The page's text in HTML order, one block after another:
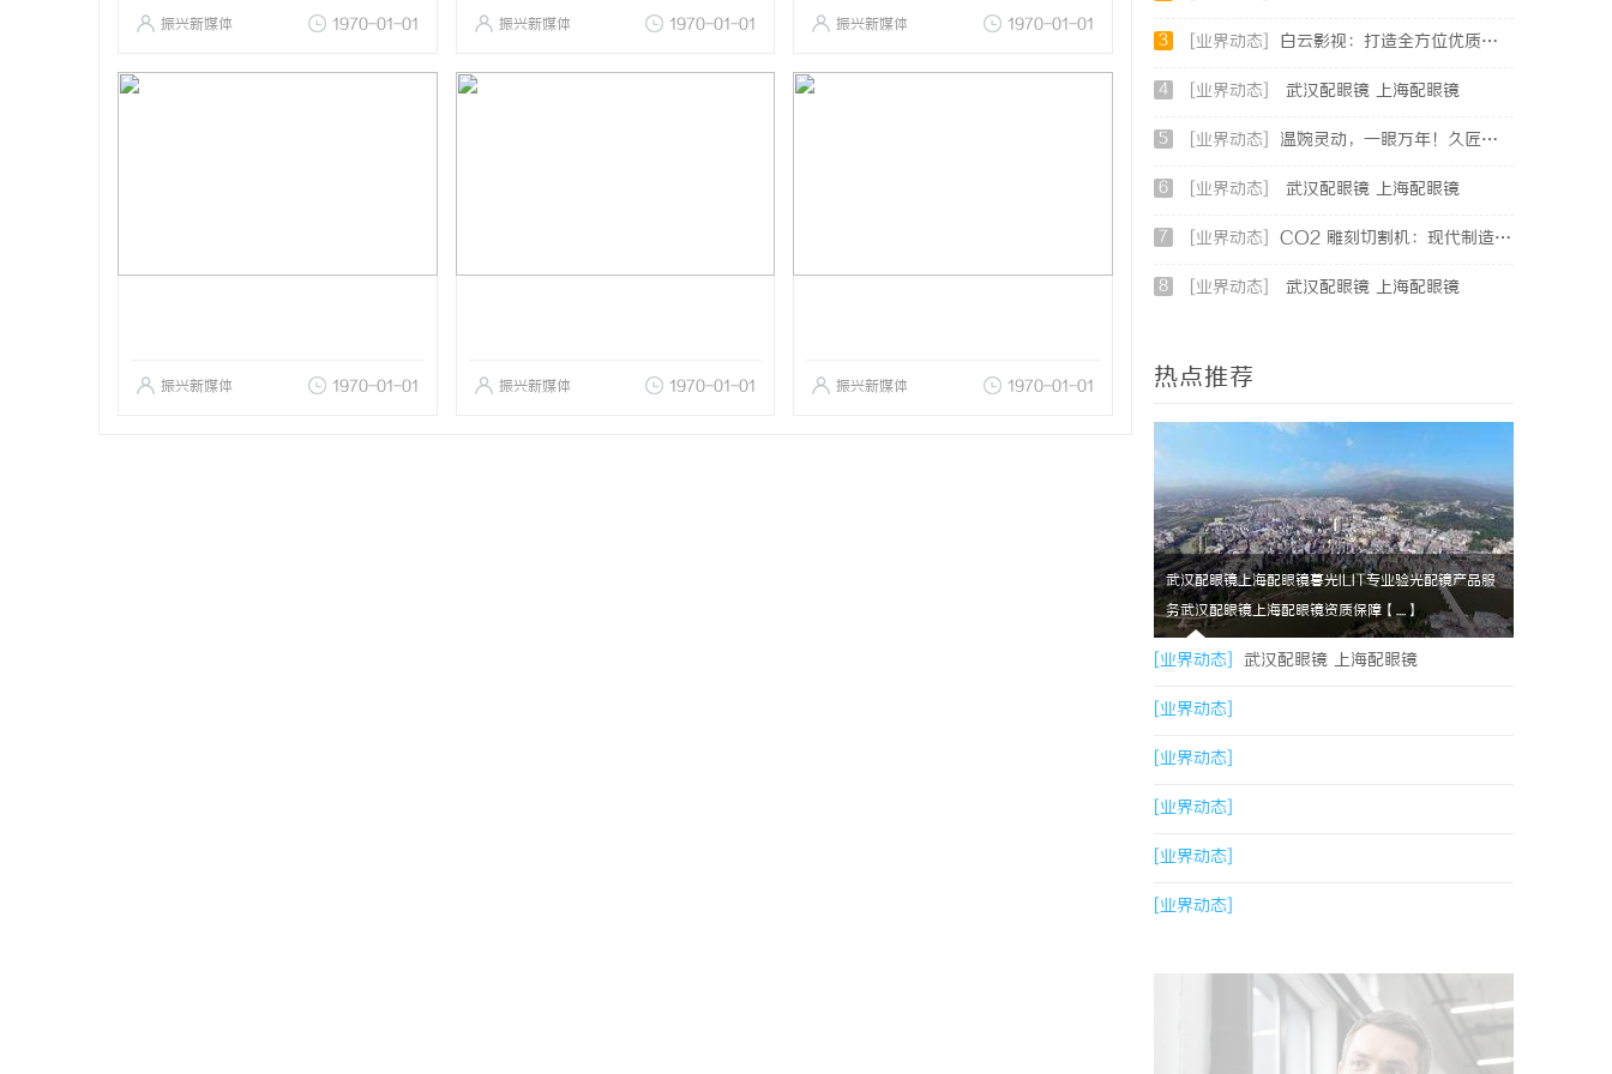
振兴新媒体 1970-01-01 振兴新媒体 1970-01-01 振兴新媒体 1970-01-01
振兴新媒体 1970-01-01 振兴新媒体 1970-01-01 振兴新媒体 1970-01-01
3 [业界动态] 白云影视：打造全方位优质影视内容生态体系的先锋力量
4 [业界动态] 武汉配眼镜 上海配眼镜
5 [业界动态] 温婉灵动，一眼万年！久匠量身定制的眉眼唇，才是你整张脸的点睛之笔！淡颜系女生的气质加分项
6 [业界动态] 武汉配眼镜 上海配眼镜
7 [业界动态] CO2 雕刻切割机：现代制造业的变革者
8 [业界动态] 武汉配眼镜 上海配眼镜
热点推荐
武汉配眼镜上海配眼镜暮光ILIT专业验光配镜产品服
务武汉配眼镜上海配眼镜资质保障【....】
[业界动态] 武汉配眼镜 上海配眼镜
[业界动态]
[业界动态]
[业界动态]
[业界动态]
[业界动态]